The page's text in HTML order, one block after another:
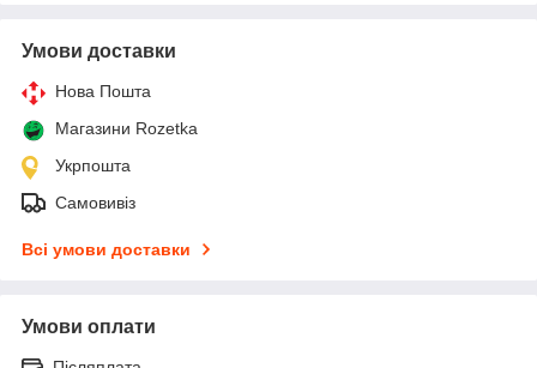
Умови доставки
Нова Пошта
Магазини Rozetka
Укрпошта
Самовивіз
Всі умови доставки
Умови оплати